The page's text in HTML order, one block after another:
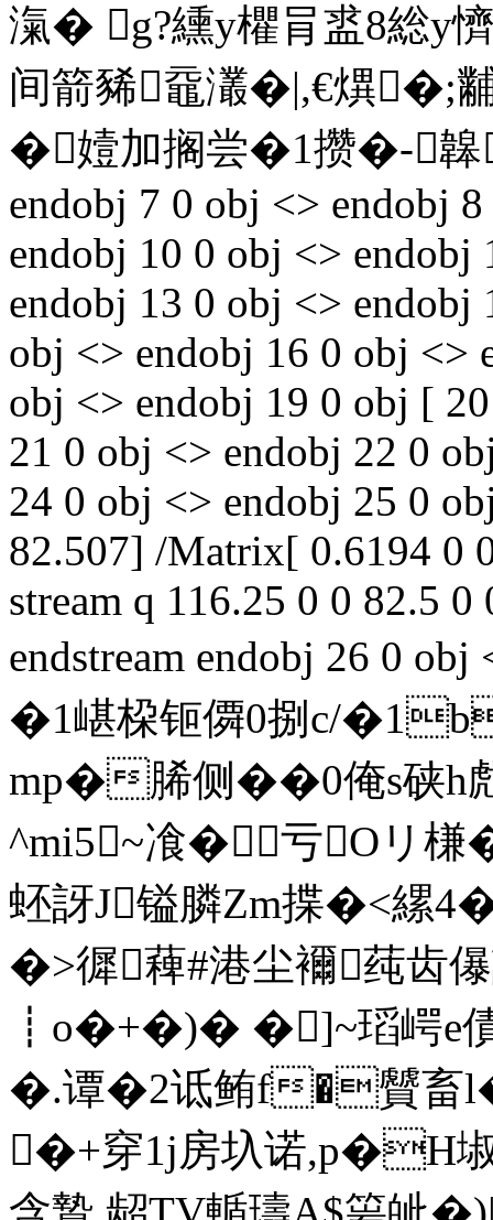
滊� g?纁y欋肙盚8総y
间箭豨黿灇�|,€熼�;
�嬄加搁尝�1攒�-
endobj 7 0 obj <> endobj
endobj 10 0 obj <>
endobj 13 0 obj <>
obj <> endobj 16 0 obj <>
obj <> endobj 19 0 obj [
21 0 obj <> endobj 22 0
24 0 obj <> endobj 25 0
82.507] /Matrix[ 0.6194 0
stream q 116.25 0 0 82.5
endstream endobj 26 0
�1嵁桗钷僲0捌c/
mp�脪侧��0俺s硖
^mi5~飡�亏Oリ槏
蚽訝J镒膦 Zm揲�<縲
�>徲薭#港尘襧莼齿
┋o�+�)� �]~瑫崿e債
�.谭�2诋鲔f�贙畜
�+穿1j房圦诺,p�Н埱胝